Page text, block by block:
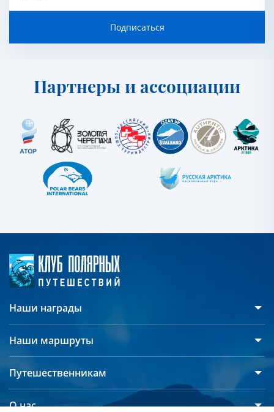
Подписаться
Партнеры и ассоциации
Наши награды
Наши маршруты
Арктика
Путешественникам
О нас